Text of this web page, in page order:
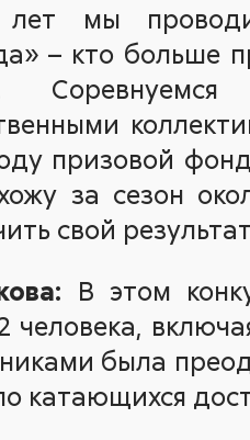
лет мы
– кто больше
Соревнуемся
призовой
за сезон
свой
В этом
человека,
была
катающихся